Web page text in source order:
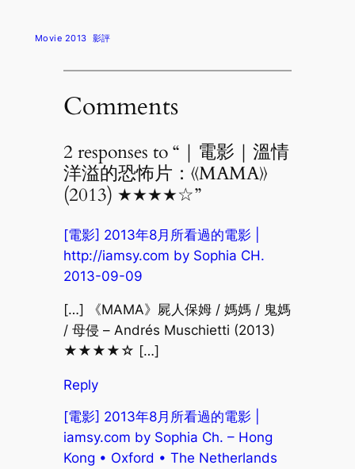
Movie 2013 影評
Comments
2 responses to “｜電影｜溫情
洋溢的恐怖片：《MAMA》
(2013) ★★★★☆”
[電影] 2013年8月所看過的電影 |
http://iamsy.com by Sophia CH.
2013-09-09
[…] 《MAMA》屍人保姆 / 媽媽 / 鬼媽
/ 母侵 – Andrés Muschietti (2013)
★★★★☆ […]
Reply
[電影] 2013年8月所看過的電影 |
iamsy.com by Sophia Ch. – Hong
Kong • Oxford • The Netherlands